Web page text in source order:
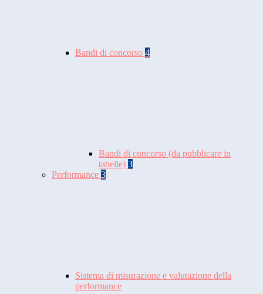
Bandi di concorso 4
Bandi di concorso (da pubblicare in
tabelle) 3
Performance 3
Sistema di misurazione e valutazione della
performance